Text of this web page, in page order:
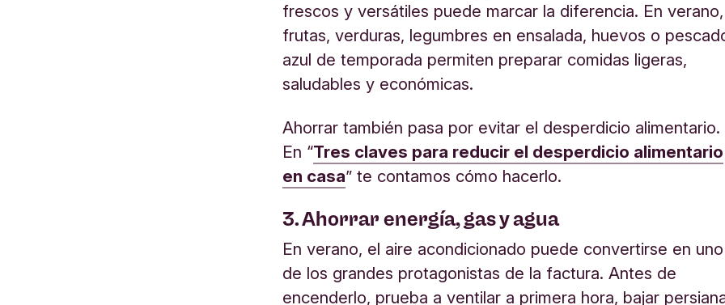
frescos y versátiles puede marcar la diferencia. En verano,
frutas, verduras, legumbres en ensalada, huevos o
azul de temporada permiten preparar comidas ligeras,
saludables y económicas.
Ahorrar también pasa por evitar el desperdicio alimentario.
En “Tres claves para reducir el desperdicio alimentario
en casa” te contamos cómo hacerlo.
3. Ahorrar energía, gas y agua
En verano, el aire acondicionado puede convertirse en uno
de los grandes protagonistas de la factura. Antes de
encenderlo, prueba a ventilar a primera hora, bajar